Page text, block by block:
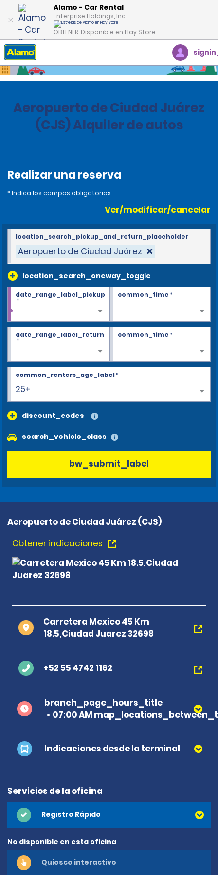
Alamo - Car Rental
Enterprise Holdings, Inc.
OBTENER: Disponible en Play Store
Inicio Oficinas
Aeropuerto de Ciudad Juárez
(CJS) Alquiler de autos
Realizar una reserva
* Indica los campos obligatorios
Ver/modificar/cancelar
Aeropuerto de Ciudad Juárez
location_search_oneway_toggle
location_search_pickup_and_return_placeholder
date_range_label_pickup
*
common_time*
date_range_label_return
*
common_time*
25+
common_renters_age_label*
discount_codes
search_vehicle_class
bw_submit_label
Aeropuerto de Ciudad Juárez (CJS)
Obtener indicaciones
Carretera Mexico 45 Km
18.5,Ciudad Juarez 32698
+52 55 4742 1162
branch_page_hours_title
07:00 AM
Indicaciones desde la terminal
Servicios de la oficina
Registro Rápido
No disponible en esta oficina
Quiosco interactivo